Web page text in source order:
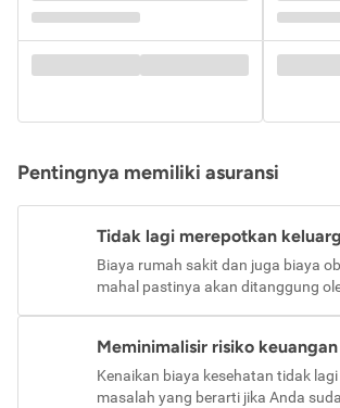
Pentingnya memiliki asuransi
Tidak lagi merepotkan
Biaya rumah sakit dan juga biaya
mahal pastinya akan ditanggung
Meminimalisir risiko keuangan
Kenaikan biaya kesehatan tidak
masalah yang berarti jika Anda